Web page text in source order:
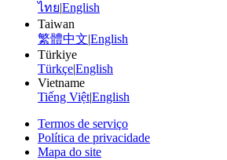
ไทย|English
Taiwan
繁體中文|English
Türkiye
Türkçe|English
Vietname
Tiếng Việt|English
Termos de serviço
Política de privacidade
Mapa do site